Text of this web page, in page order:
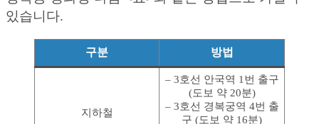
있습니다.
구분 방법
지하철
– 3호선 안국역 1번 출구
(도보 약 20분)
– 3호선 경복궁역 4번 출
구 (도보 약 16분)